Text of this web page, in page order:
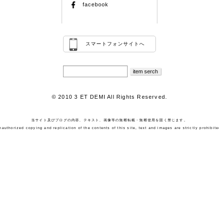
facebook
スマートフォンサイトへ
© 2010 3 ET DEMI All Rights Reserved.
当サイト及びブログの内容、テキスト、画像等の無断転載・無断使用を固く禁じます。
copying and replication of the contents of this site, text and images are strictly